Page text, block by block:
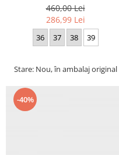
460,00 Lei
286,99 Lei
36 37 38 39
Stare: Nou, în ambalaj original
-40%